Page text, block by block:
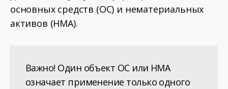
основных средств (ОС) и нематериальных
активов (НМА).
Важно! Один объект ОС или НМА
означает применение только одного